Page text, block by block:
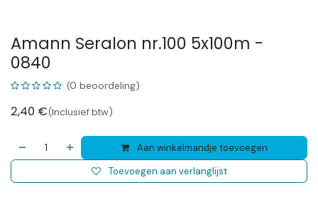
Amann Seralon nr.100 5x100m -
0840
(0 beoordeling)
2,40 €(Inclusief btw)
Aan winkelmandje toevoegen
Toevoegen aan verlanglijst